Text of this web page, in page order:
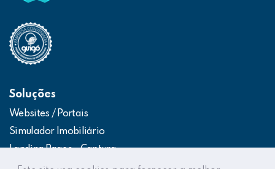
Soluções
Websites / Portais
Simulador Imobiliário
Landing Pages – Captura